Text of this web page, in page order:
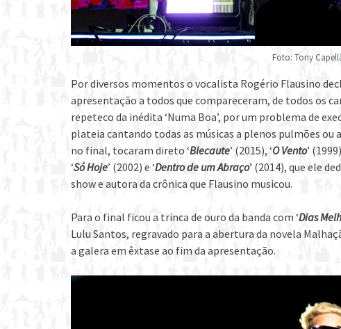
Foto: Tony
Por diversos momentos o vocalista Rogério Flausino
apresentação a todos que compareceram, de todos os
repeteco da inédita ‘Numa Boa’, por um problema de
plateia cantando todas as músicas a plenos pulmões ou
no final, tocaram direto ‘Blecaute’ (2015), ‘O Vento’
‘Só Hoje’ (2002) e ‘Dentro de um Abraço’ (2014), que ele
show e autora da crônica que Flausino musicou.
Para o final ficou a trinca de ouro da banda com ‘Dias
Lulu Santos, regravado para a abertura da novela
a galera em êxtase ao fim da apresentação.